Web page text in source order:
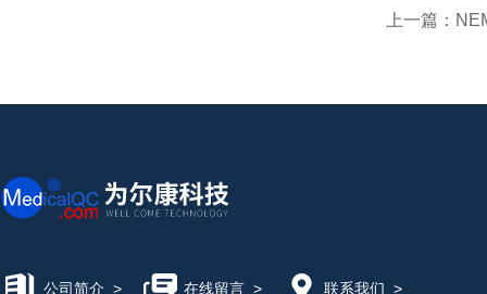
上一篇：
公司简介 > 在线留言> 联系我们 >